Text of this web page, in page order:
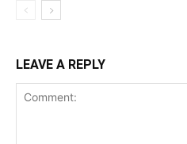
LEAVE A REPLY